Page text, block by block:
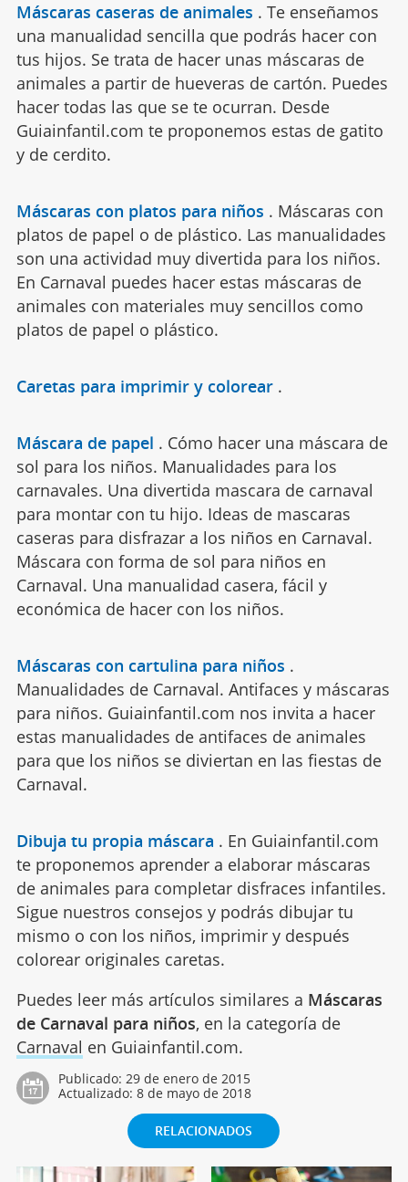
Máscaras caseras de animales . Te enseñamos
una manualidad sencilla que podrás hacer con
tus hijos. Se trata de hacer unas máscaras de
animales a partir de hueveras de cartón. Puedes
hacer todas las que se te ocurran. Desde
Guiainfantil.com te proponemos estas de gatito
y de cerdito.
Máscaras con platos para niños . Máscaras con
platos de papel o de plástico. Las manualidades
son una actividad muy divertida para los niños.
En Carnaval puedes hacer estas máscaras de
animales con materiales muy sencillos como
platos de papel o plástico.
Caretas para imprimir y colorear .
Máscara de papel . Cómo hacer una máscara de
sol para los niños. Manualidades para los
carnavales. Una divertida mascara de carnaval
para montar con tu hijo. Ideas de mascaras
caseras para disfrazar a los niños en Carnaval.
Máscara con forma de sol para niños en
Carnaval. Una manualidad casera, fácil y
económica de hacer con los niños.
Máscaras con cartulina para niños .
Manualidades de Carnaval. Antifaces y máscaras
para niños. Guiainfantil.com nos invita a hacer
estas manualidades de antifaces de animales
para que los niños se diviertan en las fiestas de
Carnaval.
Dibuja tu propia máscara . En Guiainfantil.com
te proponemos aprender a elaborar máscaras
de animales para completar disfraces infantiles.
Sigue nuestros consejos y podrás dibujar tu
mismo o con los niños, imprimir y después
colorear originales caretas.
Puedes leer más artículos similares a Máscaras
de Carnaval para niños, en la categoría de
Carnaval en Guiainfantil.com.
Publicado: 29 de enero de 2015
Actualizado: 8 de mayo de 2018
RELACIONADOS